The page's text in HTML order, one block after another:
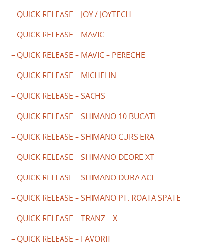
– QUICK RELEASE – JOY / JOYTECH
– QUICK RELEASE – MAVIC
– QUICK RELEASE – MAVIC – PERECHE
– QUICK RELEASE – MICHELIN
– QUICK RELEASE – SACHS
– QUICK RELEASE – SHIMANO 10 BUCATI
– QUICK RELEASE – SHIMANO CURSIERA
– QUICK RELEASE – SHIMANO DEORE XT
– QUICK RELEASE – SHIMANO DURA ACE
– QUICK RELEASE – SHIMANO PT. ROATA SPATE
– QUICK RELEASE – TRANZ – X
– QUICK RELEASE – FAVORIT